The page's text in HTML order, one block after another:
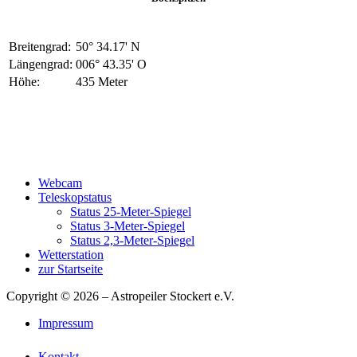
Breitengrad: 50° 34.17' N
Längengrad: 006° 43.35' O
Höhe:
435 Meter
Webcam
Teleskopstatus
Status 25-Meter-Spiegel
Status 3-Meter-Spiegel
Status 2,3-Meter-Spiegel
Wetterstation
zur Startseite
Copyright © 2026 – Astropeiler Stockert e.V.
Impressum